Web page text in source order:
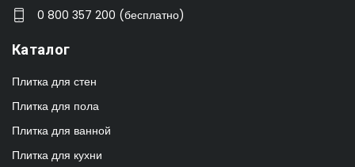
0 800 357 200 (бесплатно)
Каталог
Плитка для стен
Плитка для пола
Плитка для ванной
Плитка для кухни